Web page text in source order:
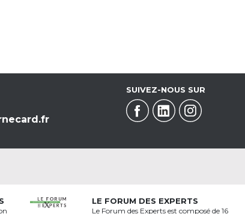
SUIVEZ-NOUS SUR
LE FORUM DES EXPERTS
Le Forum des Experts est composé de 16